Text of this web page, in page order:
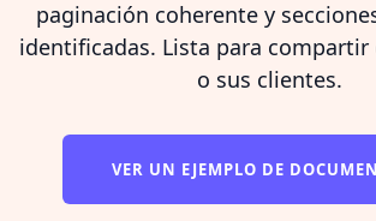
paginación coherente y
identificadas. Lista para compartir
o sus clientes.
VER UN EJEMPLO DE